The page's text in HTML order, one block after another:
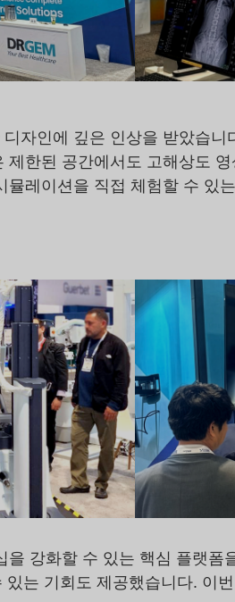
자인에 깊은 인상을 받았습
한된 공간에서도 고해상도
레이션을 직접 체험할 수 있
강화할 수 있는 핵심 플랫
는 기회도 제공했습니다. 이